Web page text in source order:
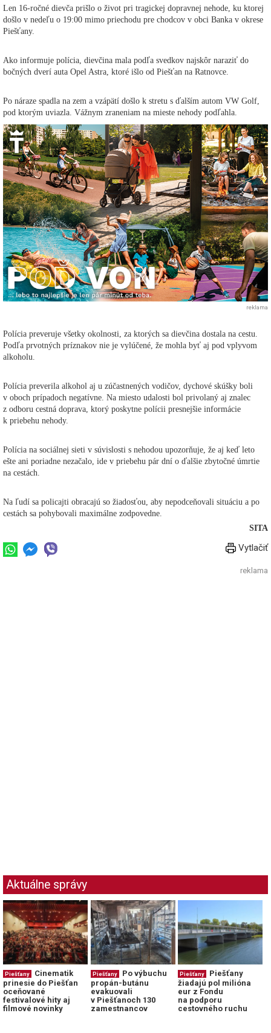
Len 16-ročné dievča prišlo o život pri tragickej dopravnej nehode, ku ktorej
došlo v nedeľu o 19:00 mimo priechodu pre chodcov v obci Banka v okrese
Piešťany.
Ako informuje polícia, dievčina mala podľa svedkov najskôr naraziť do
bočných dverí auta Opel Astra, ktoré išlo od Piešťan na Ratnovce.
Po náraze spadla na zem a vzápätí došlo k stretu s ďalším autom VW Golf,
pod ktorým uviazla. Vážnym zraneniam na mieste nehody podľahla.
reklama
Polícia preveruje všetky okolnosti, za ktorých sa dievčina dostala na cestu.
Podľa prvotných príznakov nie je vylúčené, že mohla byť aj pod vplyvom
alkoholu.
Polícia preverila alkohol aj u zúčastnených vodičov, dychové skúšky boli
v oboch prípadoch negatívne. Na miesto udalosti bol privolaný aj znalec
z odboru cestná doprava, ktorý poskytne polícii presnejšie informácie
k priebehu nehody.
Polícia na sociálnej sieti v súvislosti s nehodou upozorňuje, že aj keď leto
ešte ani poriadne nezačalo, ide v priebehu pár dní o ďalšie zbytočné úmrtie
na cestách.
Na ľudí sa policajti obracajú so žiadosťou, aby nepodceňovali situáciu a po
cestách sa pohybovali maximálne zodpovedne.
SITA
Vytlačiť
reklama
Aktuálne správy
Piešťany
Cinematik
prinesie do Piešťan
oceňované
festivalové hity aj
filmové novinky
Piešťany
Po výbuchu
propán-butánu
evakuovali
v Piešťanoch 130
zamestnancov
Piešťany
Piešťany
žiadajú pol milióna
eur z Fondu
na podporu
cestovného ruchu